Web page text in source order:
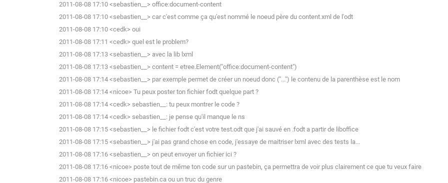
2011-08-08 17:10 <sebastien__> office:document-content
2011-08-08 17:10 <sebastien__> car c'est comme ça qu'est nommé le noeud père du content.xml de l'odt
2011-08-08 17:10 <cedk> oui
2011-08-08 17:11 <cedk> quel est le problem?
2011-08-08 17:13 <sebastien__> avec la lib lxml
2011-08-08 17:13 <sebastien__> content = etree.Element("office:document-content")
2011-08-08 17:14 <sebastien__> par exemple permet de créer un noeud donc ("...") le contenu de la parenthèse est le nom
2011-08-08 17:14 <nicoe> Tu peux poster ton fichier fodt quelque part ?
2011-08-08 17:14 <cedk> sebastien__: tu peux montrer le code ?
2011-08-08 17:14 <cedk> sebastien__: je pense qu'il manque le ns
2011-08-08 17:15 <sebastien__> le fichier fodt c'est votre test.odt que j'ai sauvé en .fodt a partir de liboffice
2011-08-08 17:15 <sebastien__> j'ai pas grand chose en code, j'essaye de maitriser lxml avec des tests la...
2011-08-08 17:16 <sebastien__> on peut envoyer un fichier ici ?
2011-08-08 17:16 <nicoe> poste tout de même ton code sur un pastebin, ça permettra de voir plus clairement ce que tu veux faire
2011-08-08 17:16 <nicoe> pastebin.ca ou un truc du genre